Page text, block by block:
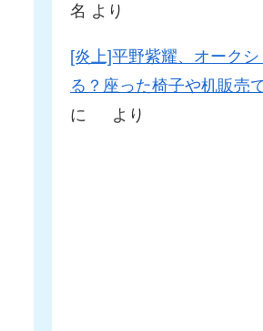
名 より
[炎上]平野紫耀、オーク
る？座った椅子や机販売
に
より